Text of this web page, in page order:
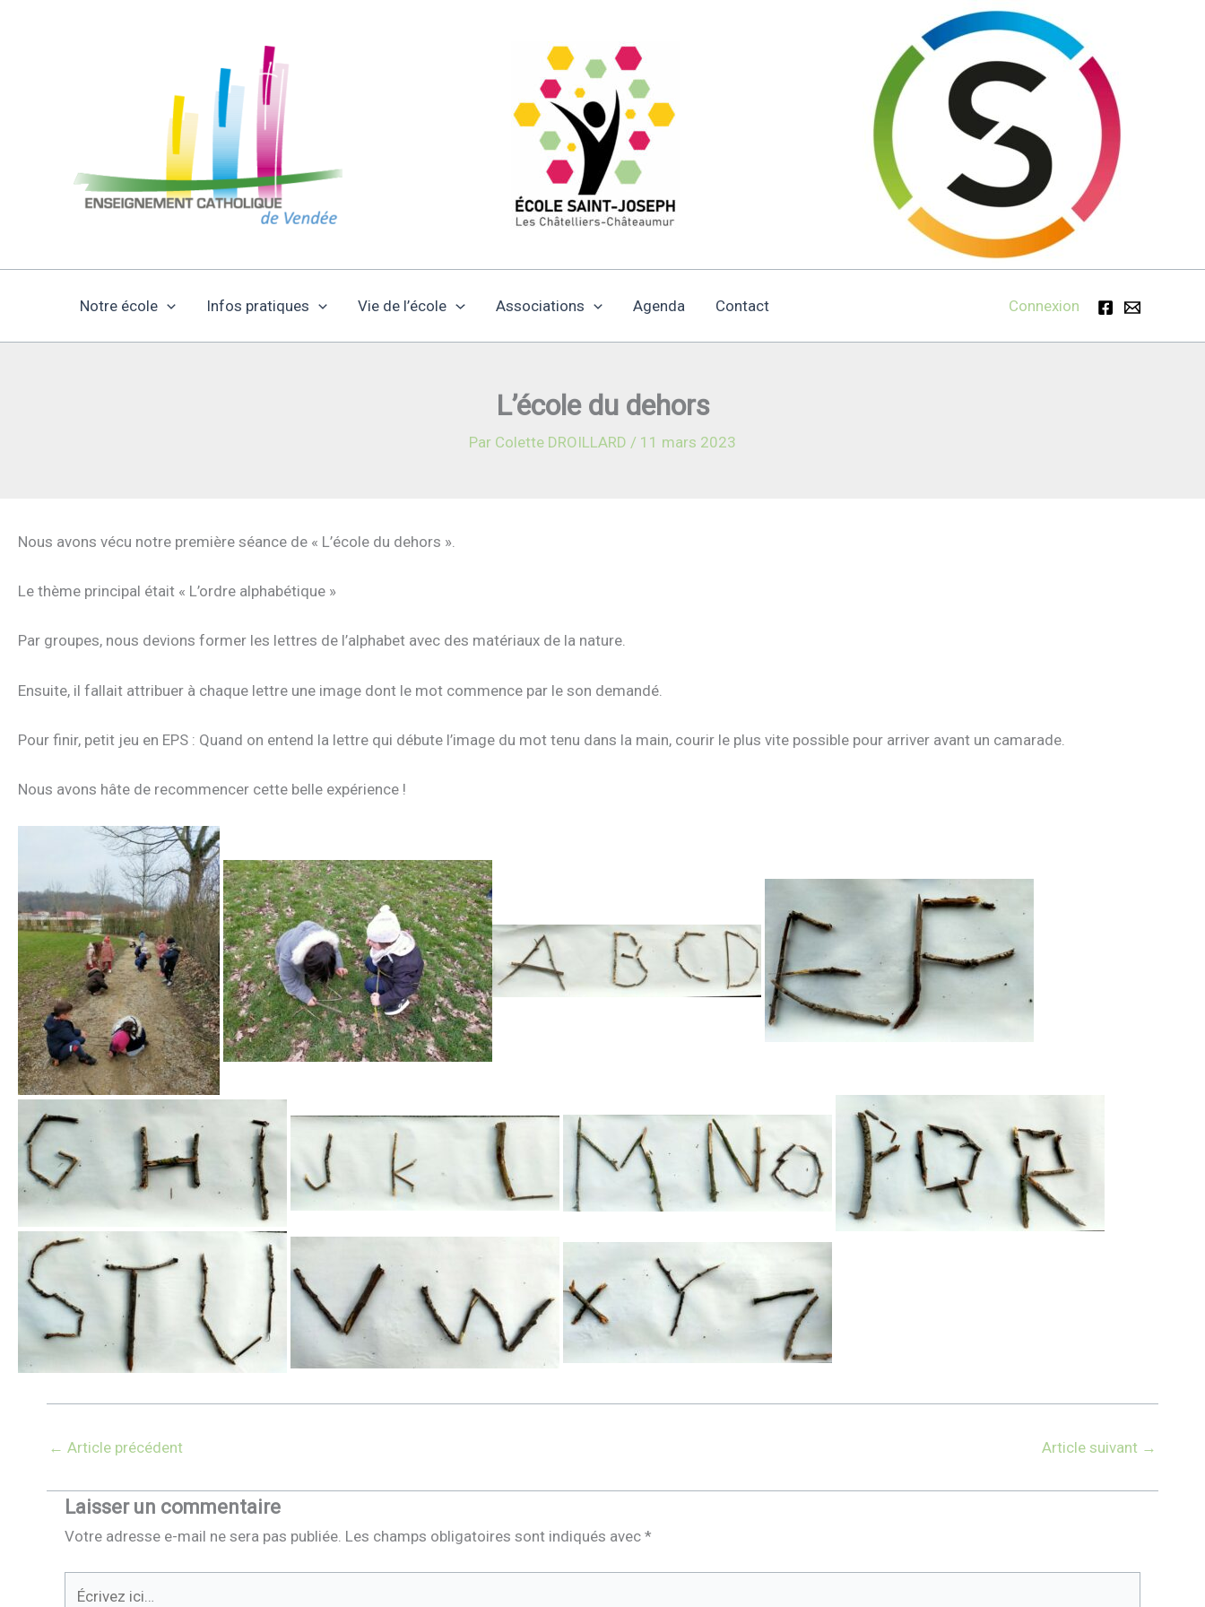
Notre école Infos pratiques Vie de l’école Associations Agenda Contact Connexion
L’école du dehors
Par Colette DROILLARD / 11 mars 2023
Nous avons vécu notre première séance de « L’école du dehors ».
Le thème principal était « L’ordre alphabétique »
Par groupes, nous devions former les lettres de l’alphabet avec des matériaux de la nature.
Ensuite, il fallait attribuer à chaque lettre une image dont le mot commence par le son demandé.
Pour finir, petit jeu en EPS : Quand on entend la lettre qui débute l’image du mot tenu dans la main, courir le plus vite possible pour arriver avant un camarade.
Nous avons hâte de recommencer cette belle expérience !
← Article précédent Article suivant →
Laisser un commentaire
Votre adresse e-mail ne sera pas publiée. Les champs obligatoires sont indiqués avec *